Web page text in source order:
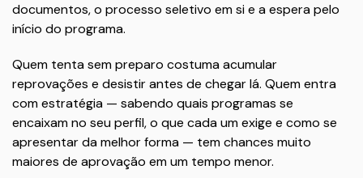
documentos, o processo seletivo em si e a espera pelo
início do programa.
Quem tenta sem preparo costuma acumular
reprovações e desistir antes de chegar lá. Quem entra
com estratégia — sabendo quais programas se
encaixam no seu perfil, o que cada um exige e como se
apresentar da melhor forma — tem chances muito
maiores de aprovação em um tempo menor.